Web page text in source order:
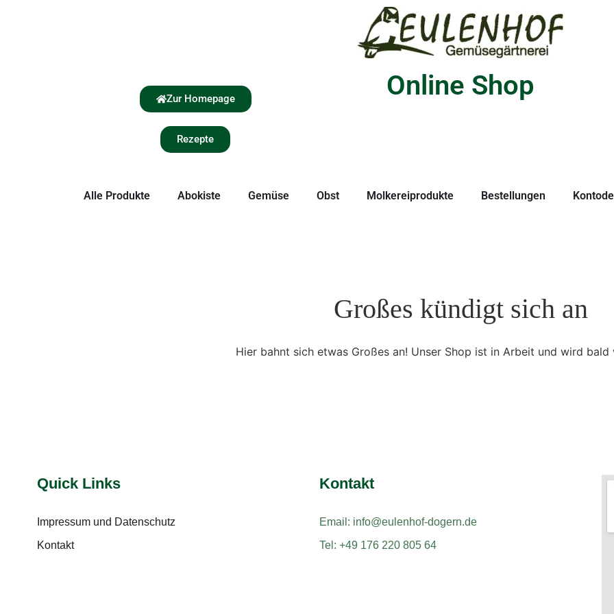
Zur Homepage
Rezepte
Online Shop
Alle Produkte Abokiste Gemüse Obst Molkereiprodukte Bestellungen
Großes kündigt sich an
Hier bahnt sich etwas Großes an! Unser Shop ist in Arbeit und wird
Quick Links
Impressum und Datenschutz
Kontakt
Kontakt
Email: info@eulenhof-dogern.de
Tel: +49 176 220 805 64